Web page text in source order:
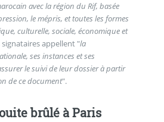
avec la région du Rif, basée
le mépris, et toutes les formes
culturelle, sociale, économique et
signataires appellent "la
ses instances et ses
le suivi de leur dossier à partir
de ce document".
brûlé à Paris